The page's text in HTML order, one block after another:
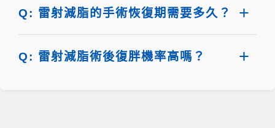
Q: 雷射減脂的手術恢復期需要多久？
Q: 雷射減脂術後復胖機率高嗎？